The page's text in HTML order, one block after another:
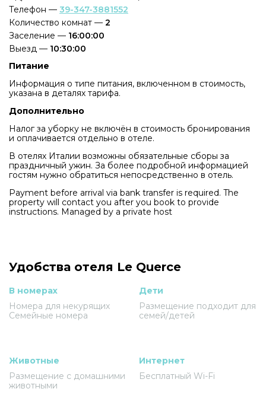
Телефон — 39-347-3881552
Количество комнат — 2
Заселение — 16:00:00
Выезд — 10:30:00
Питание
Информация о типе питания, включенном в стоимость,
указана в деталях тарифа.
Дополнительно
Налог за уборку не включён в стоимость бронирования
и оплачивается отдельно в отеле.
В отелях Италии возможны обязательные сборы за
праздничный ужин. За более подробной информацией
гостям нужно обратиться непосредственно в отель.
Payment before arrival via bank transfer is required. The
property will contact you after you book to provide
instructions. Managed by a private host
Удобства отеля Le Querce
В номерах
Номера для некурящих
Семейные номера
Дети
Размещение подходит для
семей/детей
Животные
Размещение с домашними
животными
Интернет
Бесплатный Wi-Fi